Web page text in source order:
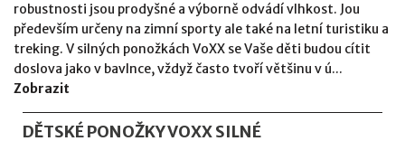
robustnosti jsou prodyšné a výborně odvádí vlhkost. Jou
především určeny na zimní sporty ale také na letní turistiku a
treking. V silných ponožkách VoXX se Vaše děti budou cítit
doslova jako v bavlnce, vždyž často tvoří většinu v ú...
Zobrazit
DĚTSKÉ PONOŽKY VOXX SILNÉ